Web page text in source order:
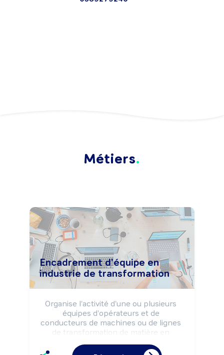
Métiers
Encadrement d'équipe en
industrie de transformation
Organise l'activité d'une ou plusieurs
équipes d'opérateurs et de
conducteurs de machines ou de lignes
de transformation de matière en
plastique, ...) ou en production